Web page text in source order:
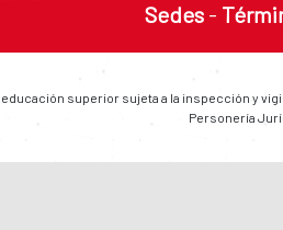
Sedes -
superior sujeta a la inspección y
Personería